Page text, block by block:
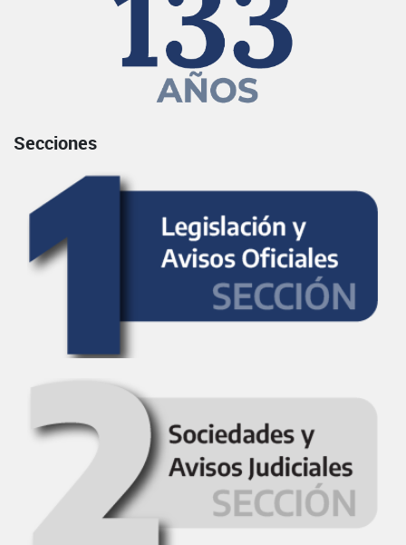
Secciones